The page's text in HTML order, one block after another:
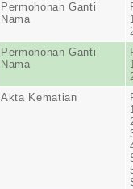
Permohonan Ganti
Nama
Permohonan Ganti
Nama
Akta Kematian